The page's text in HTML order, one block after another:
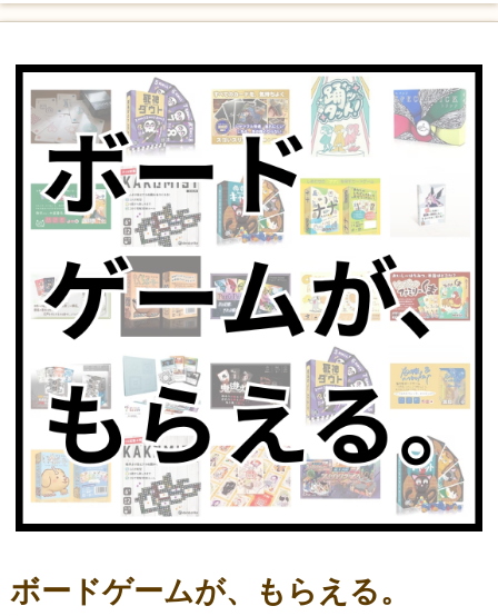
ボードゲームが、もらえる。